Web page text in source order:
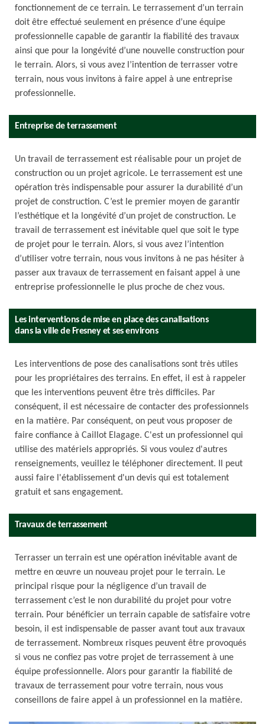
fonctionnement de ce terrain. Le terrassement d’un terrain
doit être effectué seulement en présence d’une équipe
professionnelle capable de garantir la fiabilité des travaux
ainsi que pour la longévité d’une nouvelle construction pour
le terrain. Alors, si vous avez l’intention de terrasser votre
terrain, nous vous invitons à faire appel à une entreprise
professionnelle.
Entreprise de terrassement
Un travail de terrassement est réalisable pour un projet de
construction ou un projet agricole. Le terrassement est une
opération très indispensable pour assurer la durabilité d’un
projet de construction. C’est le premier moyen de garantir
l’esthétique et la longévité d’un projet de construction. Le
travail de terrassement est inévitable quel que soit le type
de projet pour le terrain. Alors, si vous avez l’intention
d’utiliser votre terrain, nous vous invitons à ne pas hésiter à
passer aux travaux de terrassement en faisant appel à une
entreprise professionnelle le plus proche de chez vous.
Les interventions de mise en place des canalisations
dans la ville de Fresney et ses environs
Les interventions de pose des canalisations sont très utiles
pour les propriétaires des terrains. En effet, il est à rappeler
que les interventions peuvent être très difficiles. Par
conséquent, il est nécessaire de contacter des professionnels
en la matière. Par conséquent, on peut vous proposer de
faire confiance à Caillot Elagage. C'est un professionnel qui
utilise des matériels appropriés. Si vous voulez d'autres
renseignements, veuillez le téléphoner directement. Il peut
aussi faire l'établissement d'un devis qui est totalement
gratuit et sans engagement.
Travaux de terrassement
Terrasser un terrain est une opération inévitable avant de
mettre en œuvre un nouveau projet pour le terrain. Le
principal risque pour la négligence d’un travail de
terrassement c’est le non durabilité du projet pour votre
terrain. Pour bénéficier un terrain capable de satisfaire votre
besoin, il est indispensable de passer avant tout aux travaux
de terrassement. Nombreux risques peuvent être provoqués
si vous ne confiez pas votre projet de terrassement à une
équipe professionnelle. Alors pour garantir la fiabilité de
travaux de terrassement pour votre terrain, nous vous
conseillons de faire appel à un professionnel en la matière.